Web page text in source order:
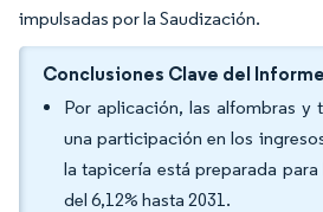
impulsadas por la Saudización.
Conclusiones Clave del Informe
Por aplicación, las alfombras y
una participación en los
la tapicería está preparada
del 6,12% hasta 2031.